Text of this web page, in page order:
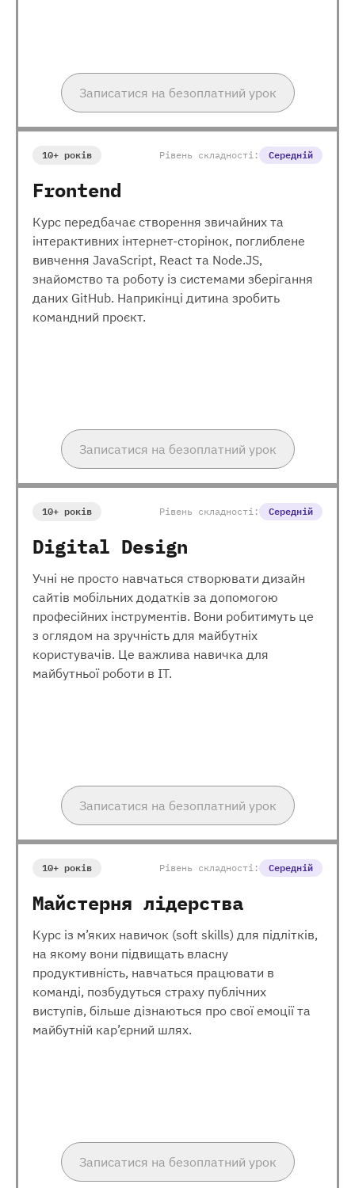
Записатися на безоплатний урок
10+ років Рівень складності: Середній
Frontend
Курс передбачає створення звичайних та
інтерактивних інтернет-сторінок, поглиблене
вивчення JavaScript, React та Node.JS,
знайомство та роботу із системами зберігання
даних GitHub. Наприкінці дитина зробить
командний проєкт.
Записатися на безоплатний урок
10+ років Рівень складності: Середній
Digital Design
Учні не просто навчаться створювати дизайн
сайтів мобільних додатків за допомогою
професійних інструментів. Вони робитимуть це
з оглядом на зручність для майбутніх
користувачів. Це важлива навичка для
майбутньої роботи в ІТ.
Записатися на безоплатний урок
10+ років Рівень складності: Середній
Майстерня лідерства
Курс із м’яких навичок (soft skills) для підлітків,
на якому вони підвищать власну
продуктивність, навчаться працювати в
команді, позбудуться страху публічних
виступів, більше дізнаються про свої емоції та
майбутній кар’єрний шлях.
Записатися на безоплатний урок